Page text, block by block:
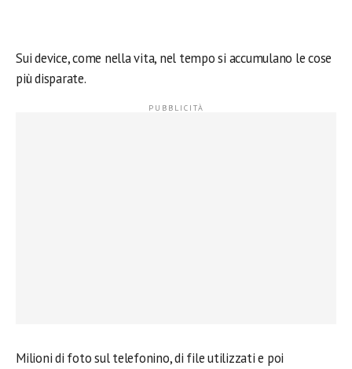
Sui device, come nella vita, nel tempo si accumulano le cose
più disparate.
Milioni di foto sul telefonino, di file utilizzati e poi